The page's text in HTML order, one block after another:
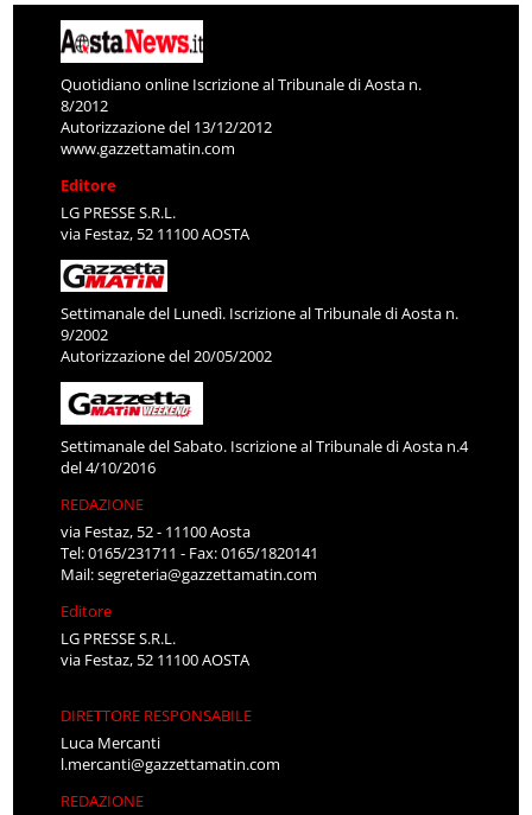
Quotidiano online Iscrizione al Tribunale di Aosta n.
8/2012
Autorizzazione del 13/12/2012
www.gazzettamatin.com
Editore
LG PRESSE S.R.L.
via Festaz, 52 11100 AOSTA
Settimanale del Lunedì. Iscrizione al Tribunale di Aosta n.
9/2002
Autorizzazione del 20/05/2002
Settimanale del Sabato. Iscrizione al Tribunale di Aosta n.4
del 4/10/2016
REDAZIONE
via Festaz, 52 - 11100 Aosta
Tel: 0165/231711 - Fax: 0165/1820141
Mail:segreteria@gazzettamatin.com
Editore
LG PRESSE S.R.L.
via Festaz, 52 11100 AOSTA
DIRETTORE RESPONSABILE
Luca Mercanti
l.mercanti@gazzettamatin.com
REDAZIONE